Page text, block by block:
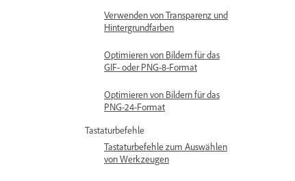
Verwenden von Transparenz und
Hintergrundfarben
Optimieren von Bildern für das
GIF- oder PNG-8-Format
Optimieren von Bildern für das
PNG-24-Format
Tastaturbefehle
Tastaturbefehle zum Auswählen
von Werkzeugen